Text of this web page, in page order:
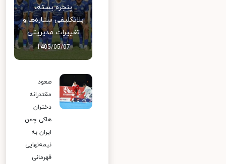
پنجره بسته،
بلاتکلیفی ستاره‌ها و
تغییرات مدیریتی
1405/05/07
صعود
مقتدرانه
دختران
هاکی چمن
ایران به
نیمه‌نهایی
قهرمانی